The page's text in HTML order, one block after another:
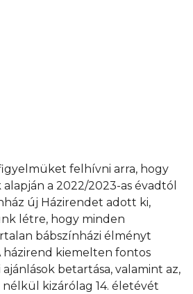
felhívni arra, hogy
alapján a 2022/2023-as évadtól
új Házirendet adott ki,
létre, hogy minden
bábszínházi élményt
kiemelten fontos
betartása, valamint az,
kizárólag 14. életévét